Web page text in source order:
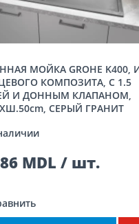
КОМПОЗИТА, С 1.5
И ДОННЫМ КЛАПАНОМ,
СЕРЫЙ ГРАНИТ
MDL / шт.